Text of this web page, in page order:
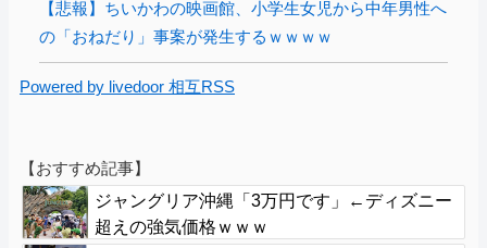
【悲報】ちいかわの映画館、小学生女児から中年男性へ
の「おねだり」事案が発生するｗｗｗｗ
Powered by livedoor 相互RSS
【おすすめ記事】
ジャングリア沖縄「3万円です」←ディズニー
超えの強気価格ｗｗｗ